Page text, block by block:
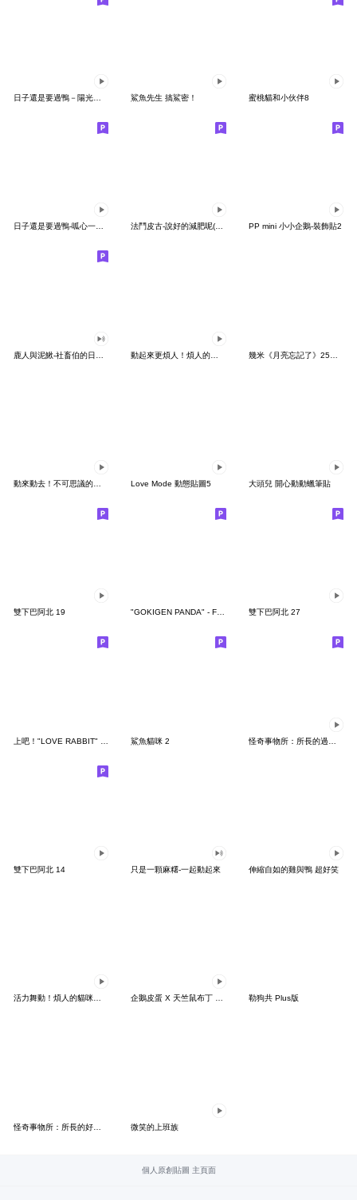
鯊魚先生 搞鯊密！ 蜜桃貓和小伙伴8
日子還是要過鴨-呱心一下鴨 法鬥皮古-說好的減肥呢(第15彈) PP mini 小小企鵝-裝飾貼2
幾米《月亮忘記了》25周年 x 晴天P莉
Love Mode 動態貼圖5 大頭兒 開心動動蠟筆貼
雙下巴阿北 19 "GOKIGEN PANDA" - Feeling / global 雙下巴阿北 27
鯊魚貓咪 2
雙下巴阿北 14 只是一顆麻糬-一起動起來 伸縮自如的雞與鴨 超好笑
活力舞動！煩人的貓咪★迷你版 2 企鵝皮蛋 X 天竺鼠布丁 有點厭世 勒狗共 Plus版
微笑的上班族
個人原創貼圖 主頁面